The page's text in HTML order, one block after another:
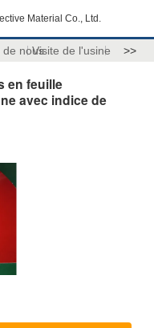
Material Co., Ltd.
de nousVisite de l'usine >>
en feuille
avec indice de